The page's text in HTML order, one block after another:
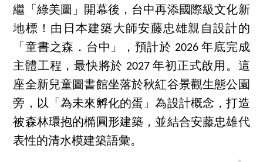
繼「綠美圖」開幕後，台中再添國際級文化新
地標！由日本建築大師安藤忠雄親自設計的
「童書之森．台中」，預計於 2026 年底完成
主體工程，最快將於 2027 年初正式啟用。這
座全新兒童圖書館坐落於秋紅谷景觀生態公園
旁，以「為未來孵化的蛋」為設計概念，打造
被森林環抱的橢圓形建築，並結合安藤忠雄代
表性的清水模建築語彙。